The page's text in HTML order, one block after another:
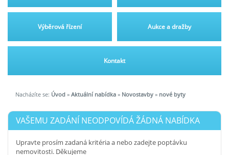
Výběrová řízení Aukce a dražby
Kontakt
Nacházíte se: Úvod » Aktuální nabídka » Novostavby » nové byty
VAŠEMU ZADÁNÍ NEODPOVÍDÁ ŽÁDNÁ NABÍDKA
Upravte prosím zadaná kritéria a nebo zadejte poptávku
nemovitosti. Děkujeme